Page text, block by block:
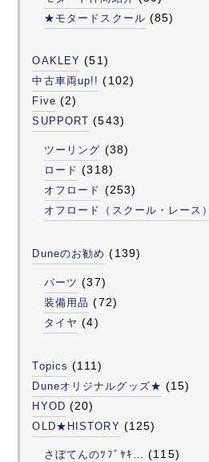
★モタードスクール (85)
OAKLEY (51)
中古車両up!! (102)
Five (2)
SUPPORT (543)
ツーリング (38)
ロード (318)
オフロード (253)
オフロード（スクール・レース）
Duneのお勧め (139)
パーツ (37)
装備用品 (72)
タイヤ (4)
Topics (111)
Duneオリジナルグッズ★ (15)
HYOD (20)
OLD★HISTORY (125)
さぼてんのﾂﾌﾞﾔｷ… (115)